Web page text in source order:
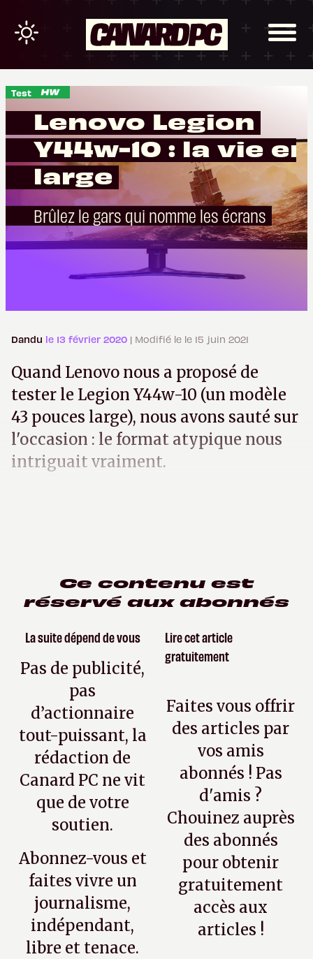
Test
Lenovo Legion
Y44w-10 : la vie en
large
Brûlez le gars qui nomme les écrans
Dandu le 13 février 2020 | Modifié le le 15 juin 2021
Quand Lenovo nous a proposé de
tester le Legion Y44w-10 (un modèle
43 pouces large), nous avons sauté sur
l'occasion : le format atypique nous
intriguait vraiment.
Ce contenu est
réservé aux abonnés
La suite dépend de vous
Pas de publicité,
pas
d’actionnaire
tout-puissant, la
rédaction de
Canard PC ne vit
que de votre
soutien.
Abonnez-vous et
faites vivre un
journalisme,
indépendant,
libre et tenace.
Lire cet article
gratuitement
Faites vous offrir
des articles par
vos amis
abonnés ! Pas
d'amis ?
Chouinez auprès
des abonnés
pour obtenir
gratuitement
accès aux
articles !